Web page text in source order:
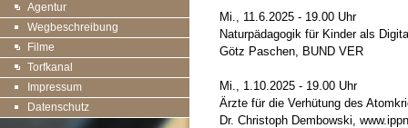
Agentur
Wegbeschreibung
Filme
Torfkanal
Impressum
Datenschutz
Mi., 11.6.2025 - 19.00 Uhr
Naturpädagogik für Kinder als
Götz Paschen, BUND VER
Mi., 1.10.2025 - 19.00 Uhr
Ärzte für die Verhütung des
Dr. Christoph Dembowski,